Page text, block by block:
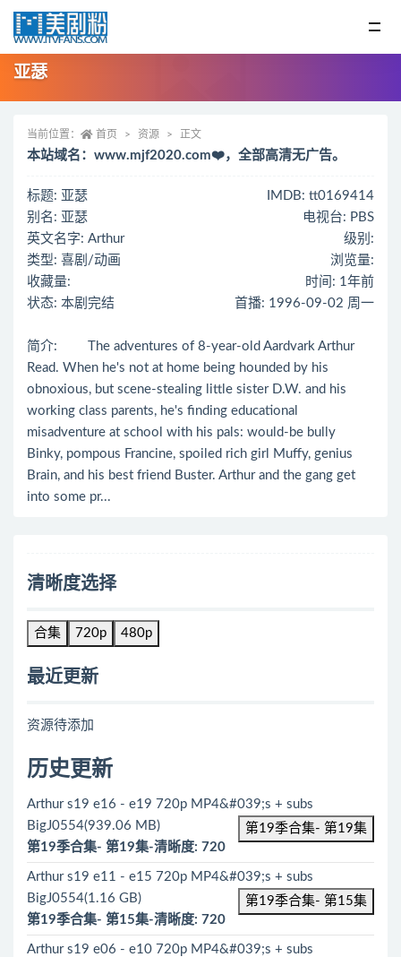
亚瑟
当前位置： 首页 资源 正文
本站域名：www.mjf2020.com❤️，全部高清无广告。
标题: 亚瑟
IMDB: tt0169414
别名: 亚瑟
电视台: PBS
英文名字: Arthur
级别:
类型: 喜剧/动画
浏览量:
收藏量:
时间: 1年前
状态: 本剧完结
首播: 1996-09-02 周一
简介: The adventures of 8-year-old Aardvark Arthur
Read. When he's not at home being hounded by his
obnoxious, but scene-stealing little sister D.W. and his
working class parents, he's finding educational
misadventure at school with his pals: would-be bully
Binky, pompous Francine, spoiled rich girl Muffy, genius
Brain, and his best friend Buster. Arthur and the gang get
into some pr...
清晰度选择
合集 720p 480p
最近更新
资源待添加
历史更新
Arthur s19 e16 - e19 720p MP4&#039;s + subs
BigJ0554(939.06 MB)
第19季合集- 第19集
第19季合集- 第19集-清晰度: 720
Arthur s19 e11 - e15 720p MP4&#039;s + subs
BigJ0554(1.16 GB)
第19季合集- 第15集
第19季合集- 第15集-清晰度: 720
Arthur s19 e06 - e10 720p MP4&#039;s + subs